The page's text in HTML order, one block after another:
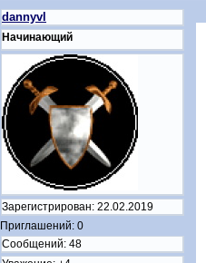
dannyvl
Начинающий
Зарегистрирован: 22.02.2019
Приглашений: 0
Сообщений: 48